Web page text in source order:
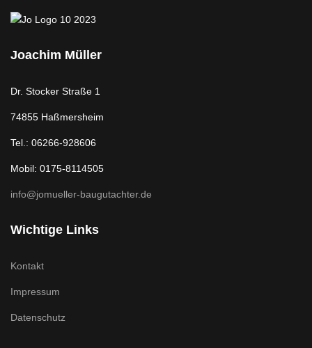
Joachim Müller
Dr. Stocker Straße 1
74855 Haßmersheim
Tel.: 06266-928606
Mobil: 0175-8114505
info@jomueller-baugutachter.de
Wichtige Links
Kontakt
Impressum
Datenschutz